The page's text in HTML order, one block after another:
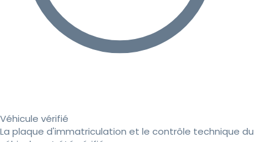
Véhicule vérifié
La plaque d'immatriculation et le contrôle technique du